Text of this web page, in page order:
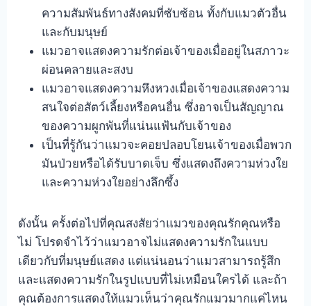
ความสัมพันธ์ทางสังคมที่ซับซ้อน ทั้งกับแมวตัวอื่น
และกับมนุษย์
แมวอาจแสดงความรักต่อเจ้าของเมื่ออยู่ในสภาวะ
ผ่อนคลายและสงบ
แมวอาจแสดงความหึงหวงเมื่อเจ้าของแสดงความ
สนใจต่อสัตว์เลี้ยงหรือคนอื่น ซึ่งอาจเป็นสัญญาณ
ของความผูกพันที่แน่นแฟ้นกับเจ้าของ
เป็นที่รู้กันว่าแมวจะคอยปลอบโยนเจ้าของเมื่อพวก
มันป่วยหรือได้รับบาดเจ็บ ซึ่งแสดงถึงความห่วงใย
และความห่วงใยอย่างลึกซึ้ง
ดังนั้น ครั้งต่อไปที่คุณสงสัยว่าแมวของคุณรักคุณหรือ
ไม่ โปรดจำไว้ว่าแมวอาจไม่แสดงความรักในแบบ
เดียวกับที่มนุษย์แสดง แต่แน่นอนว่าแมวสามารถรู้สึก
และแสดงความรักในรูปแบบที่ไม่เหมือนใครได้ และถ้า
คุณต้องการแสดงให้แมวเห็นว่าคุณรักแมวมากแค่ไหน